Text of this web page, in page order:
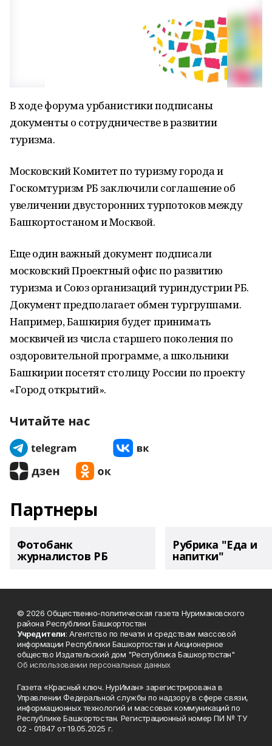
В ходе форума урбанистики подписаны
документы о сотрудничестве в развитии
туризма.
Московский Комитет по туризму города и
Госкомтуризм РБ заключили соглашение об
увеличении двусторонних турпотоков между
Башкортостаном и Москвой.
Еще один важный документ подписали
московский Проектный офис по развитию
туризма и Союз организаций туриндустрии РБ.
Документ предполагает обмен тургруппами.
Например, Башкирия будет принимать
москвичей из числа старшего поколения по
оздоровительной программе, а школьники
Башкирии посетят столицу России по проекту
«Город открытий».
Читайте нас
Партнеры
Фотобанк
журналистов РБ
Рубрика "Еда и
напитки"
© 2026 Общественно-политическая газета Нуримановского
района Республики Башкортостан
Учредители: Агентство по печати и средствам массовой
информации Республики Башкортостан и Акционерное
общество Издательский дом "Республика Башкортостан"
Об использовании персональных данных
Газета «Красный ключ. НурИман» зарегистрирована в
Управлении Федеральной службы по надзору в сфере связи,
информационных технологий и массовых коммуникаций по
Республике Башкортостан. Регистрационный номер ПИ № ТУ
02 - 01847 от 19.05.2025 г.